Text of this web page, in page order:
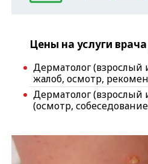
Цены на услуги
Дерматолог (взрослый
жалоб, осмотр,
Дерматолог (взрослый
(осмотр,